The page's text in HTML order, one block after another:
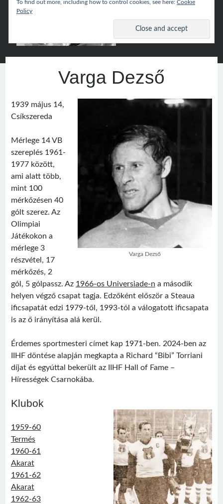
Wiki
open
Sidebar
Népszerű
Csíki Hoki Wiki
To find out more, including how to control cookies, see here: Cookie
Policy
Visit Sântimbru Băi Érdekességekegy székely nagyközség múltjából
Friss bejegyzések
Sofian Iosif
Texe István
Román válogatott 1987
Jégországban
Varga Dezső
Varga Dezső
1939 május 14,
Csíkszereda
Mérlege 14 VB
szereplés 1961-
1977 között,
ami alatt több,
mint 100
mérkőzésen 40
gólt szerez. Az
Olimpiai
Játékokon a
mérlege 3
részvétel, 17
mérkőzés, 2
gól, 5 gólpassz. Az 1966-os Universiade-n a második
helyen végző csapat tagja. Edzőként először a Steaua
ificsapatát edzi 1979-től, 1993-tól a válogatott ificsapata
is az ő irányítása alá kerül.
Érdemes sportmesteri címet kap 1971-ben. 2024-ben az
IIHF döntése alapján megkapta a Richard “Bibi” Torriani
díjat és egyúttal bekerült az IIHF Hall of Fame –
Hírességek Csarnokába.
Klubok
1959-60
Termés
1960-61
Akarat
1961-62
Akarat
1962-63